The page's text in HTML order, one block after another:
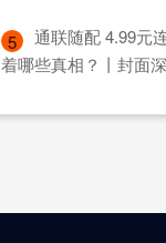
5
通联随配 4.99元
着哪些真相？丨封面